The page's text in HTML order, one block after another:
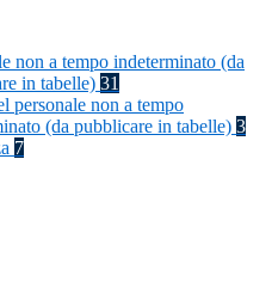
non a tempo indeterminato (da
in tabelle) 31
personale non a tempo
(da pubblicare in tabelle) 3
7